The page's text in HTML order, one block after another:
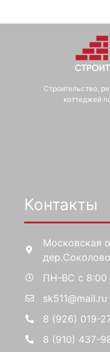
Строительство,
коттеджей
Контакты
Московская
ПН-ВС с 8:00
sk511@mail.ru
8 (926) 019-
8 (910) 437-